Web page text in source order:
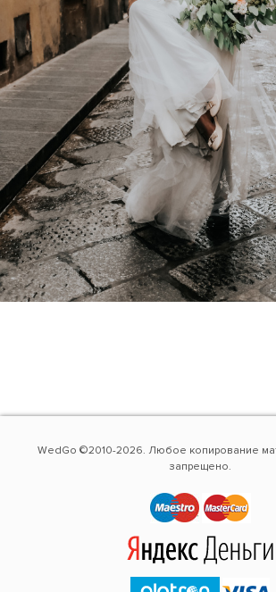
WedGo ©2010-2026. Любое копирование
запрещено.